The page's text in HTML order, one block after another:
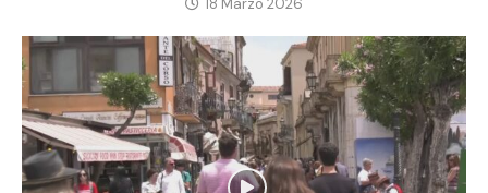
18 Marzo 2026